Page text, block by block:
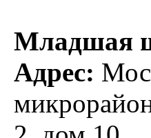
Младшая
Адрес: